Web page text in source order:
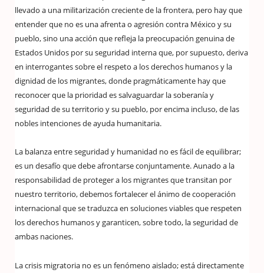
llevado a una militarización creciente de la frontera, pero hay que
entender que no es una afrenta o agresión contra México y su
pueblo, sino una acción que refleja la preocupación genuina de
Estados Unidos por su seguridad interna que, por supuesto, deriva
en interrogantes sobre el respeto a los derechos humanos y la
dignidad de los migrantes, donde pragmáticamente hay que
reconocer que la prioridad es salvaguardar la soberanía y
seguridad de su territorio y su pueblo, por encima incluso, de las
nobles intenciones de ayuda humanitaria.
La balanza entre seguridad y humanidad no es fácil de equilibrar;
es un desafío que debe afrontarse conjuntamente. Aunado a la
responsabilidad de proteger a los migrantes que transitan por
nuestro territorio, debemos fortalecer el ánimo de cooperación
internacional que se traduzca en soluciones viables que respeten
los derechos humanos y garanticen, sobre todo, la seguridad de
ambas naciones.
La crisis migratoria no es un fenómeno aislado; está directamente